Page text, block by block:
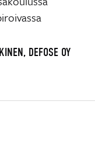
DEFOSE OY